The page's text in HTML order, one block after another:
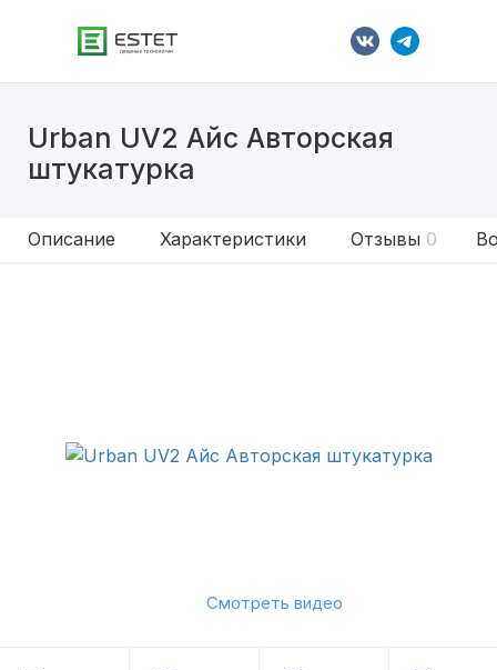
Urban UV2 Айс Авторская
штукатурка
Описание Характеристики Отзывы 0
Смотреть видео